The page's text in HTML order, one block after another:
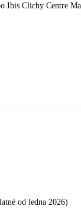
Ibis Clichy Centre
od ledna 2026)